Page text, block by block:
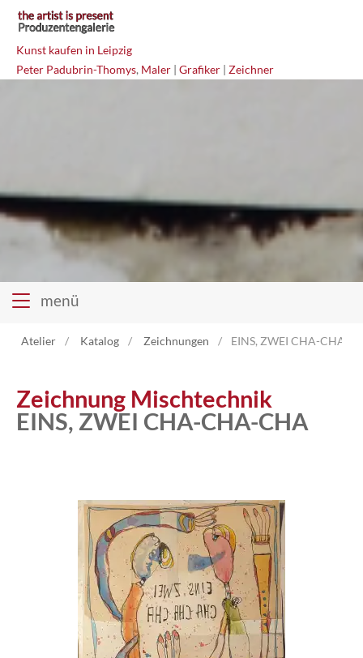
Kunst kaufen in Leipzig
Peter Padubrin-Thomys, Maler | Grafiker | Zeichner
menü
Atelier
Kontakt
Atelier Katalog Zeichnungen EINS, ZWEI CHA-CHA-
Zeichnung Mischtechnik
EINS, ZWEI CHA-CHA-CHA